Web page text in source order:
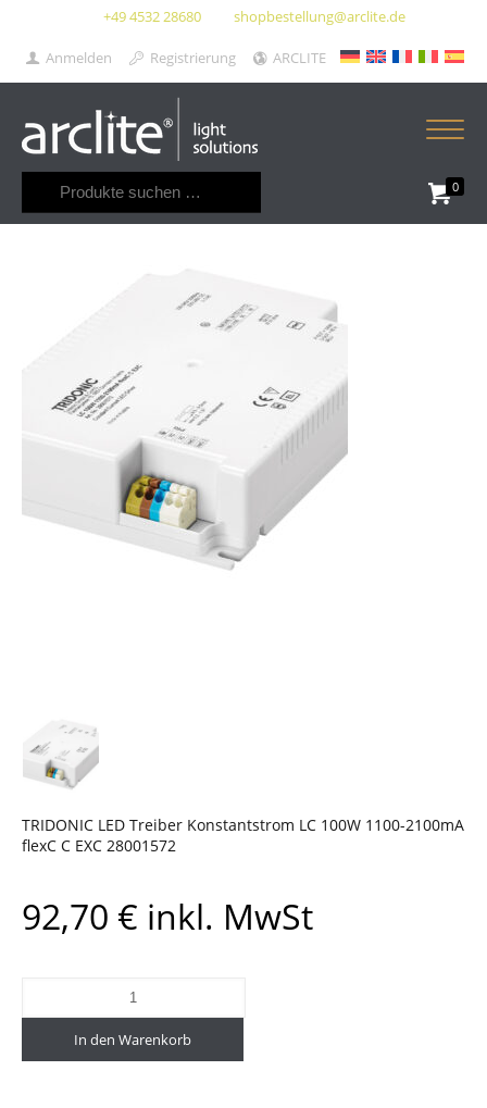
+49 4532 28680 shopbestellung@arclite.de
Anmelden Registrierung ARCLITE
0
TRIDONIC LED Treiber Konstantstrom LC 100W 1100-2100mA
flexC C EXC 28001572
92,70 € inkl. MwSt
In den Warenkorb